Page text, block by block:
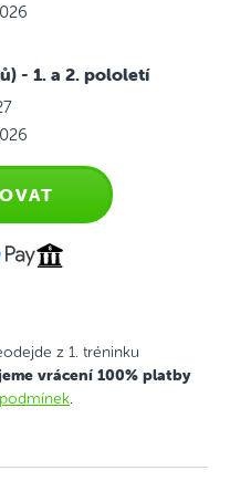
- 1. a 2. pololetí
z 1. tréninku
vrácení 100% platby
.